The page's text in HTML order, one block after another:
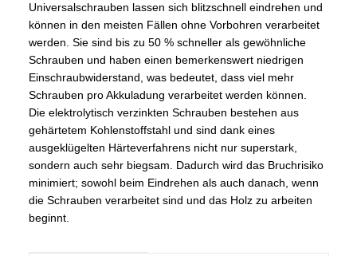
Universalschrauben lassen sich blitzschnell eindrehen und
können in den meisten Fällen ohne Vorbohren verarbeitet
werden. Sie sind bis zu 50 % schneller als gewöhnliche
Schrauben und haben einen bemerkenswert niedrigen
Einschraubwiderstand, was bedeutet, dass viel mehr
Schrauben pro Akkuladung verarbeitet werden können.
Die elektrolytisch verzinkten Schrauben bestehen aus
gehärtetem Kohlenstoffstahl und sind dank eines
ausgeklügelten Härteverfahrens nicht nur superstark,
sondern auch sehr biegsam. Dadurch wird das Bruchrisiko
minimiert; sowohl beim Eindrehen als auch danach, wenn
die Schrauben verarbeitet sind und das Holz zu arbeiten
beginnt.